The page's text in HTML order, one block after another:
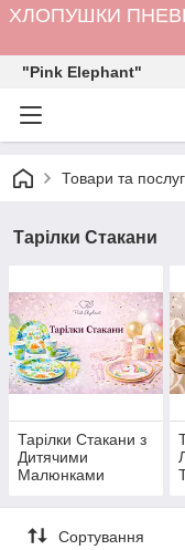
ХЛОПУШКИ
"Pink Elephant"
Товари та
Тарілки Стакани
Тарілки Стакани з
Дитячими
Малюнками
Сортування